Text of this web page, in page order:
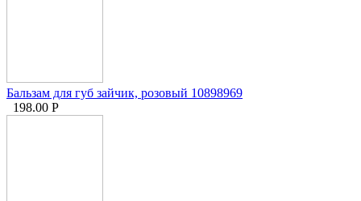
Бальзам для губ зайчик, розовый 10898969
198.00 Р